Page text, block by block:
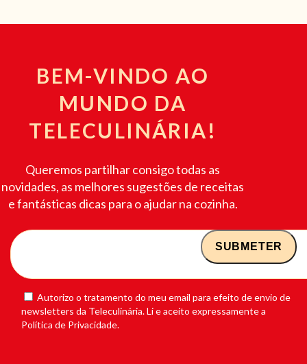
BEM-VINDO AO
MUNDO DA
TELECULINÁRIA!
Queremos partilhar consigo todas as
novidades, as melhores sugestões de receitas
e fantásticas dicas para o ajudar na cozinha.
Autorizo o tratamento do meu email para efeito de envio de
newsletters da Teleculinária. Li e aceito expressamente a
Política de Privacidade.